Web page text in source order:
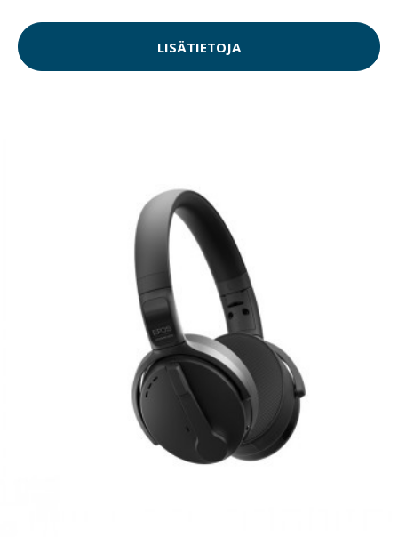
LISÄTIETOJA